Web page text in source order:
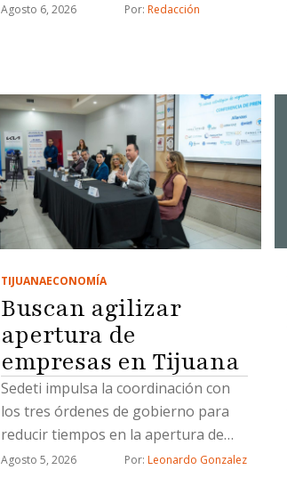
Agosto 6, 2026 Por: Redacción
TIJUANAECONOMÍA
Buscan agilizar
apertura de
empresas en Tijuana
Sedeti impulsa la coordinación con
los tres órdenes de gobierno para
reducir tiempos en la apertura de
nuevos negocios
Agosto 5, 2026 Por: Leonardo Gonzalez